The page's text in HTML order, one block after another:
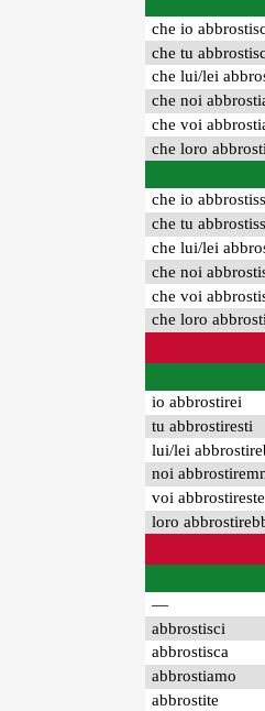
che io
che tu
che lui/lei
che noi
che voi
che loro
che io
che tu
che lui/lei
che noi
che voi
che loro
io abbrostirei
tu abbrostiresti
lui/lei
noi
voi abbrostireste
loro
—
abbrostisci
abbrostisca
abbrostiamo
abbrostite